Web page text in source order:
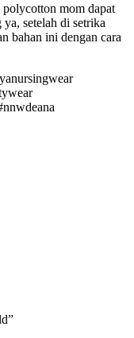
polycotton mom dapat
ya, setelah di setrika
bahan ini dengan cara